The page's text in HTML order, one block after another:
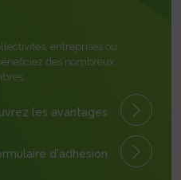
entreprises ou
des nombreux
les avantages
d'adhésion